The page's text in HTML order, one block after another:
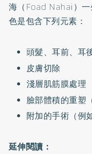
海（Foad Nahai）
色是包含下列元素：
頭髮、耳前、耳
皮膚切除
淺層肌筋膜處理
臉部體積的重塑
附加的手術（例
延伸閱讀：